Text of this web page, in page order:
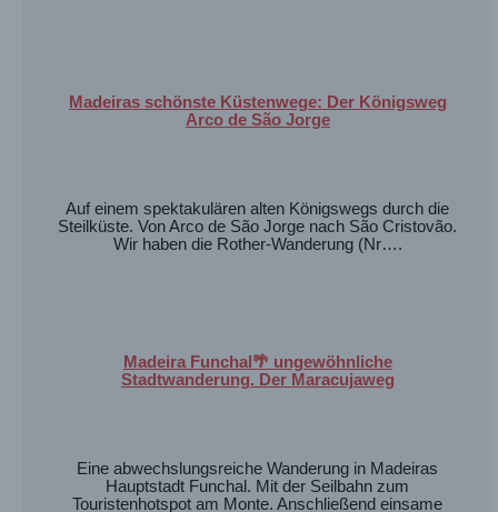
Madeiras schönste Küstenwege: Der Königsweg
Arco de São Jorge
Auf einem spektakulären alten Königswegs durch die
Steilküste. Von Arco de São Jorge nach São Cristovão.
Wir haben die Rother-Wanderung (Nr….
Madeira Funchal🌴 ungewöhnliche
Stadtwanderung. Der Maracujaweg
Eine abwechslungsreiche Wanderung in Madeiras
Hauptstadt Funchal. Mit der Seilbahn zum
Touristenhotspot am Monte. Anschließend einsame